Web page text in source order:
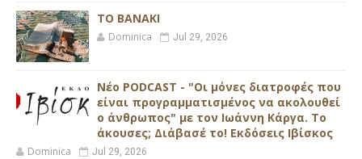
ΤΟ ΒΑΝΑΚΙ
Dominica Jul 29, 2026
Νέο PODCAST - "Οι μόνες διατροφές που
είναι προγραμματισμένος να ακολουθεί
ο άνθρωπος" με τον Ιωάννη Κάργα. Το
άκουσες; Διάβασέ το! Εκδόσεις Ιβίσκος
Dominica Jul 29, 2026